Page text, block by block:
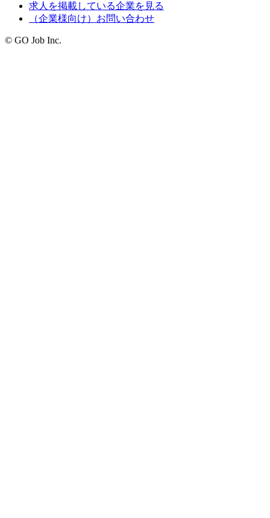
求人を掲載している企業を見る
（企業様向け）お問い合わせ
© GO Job Inc.